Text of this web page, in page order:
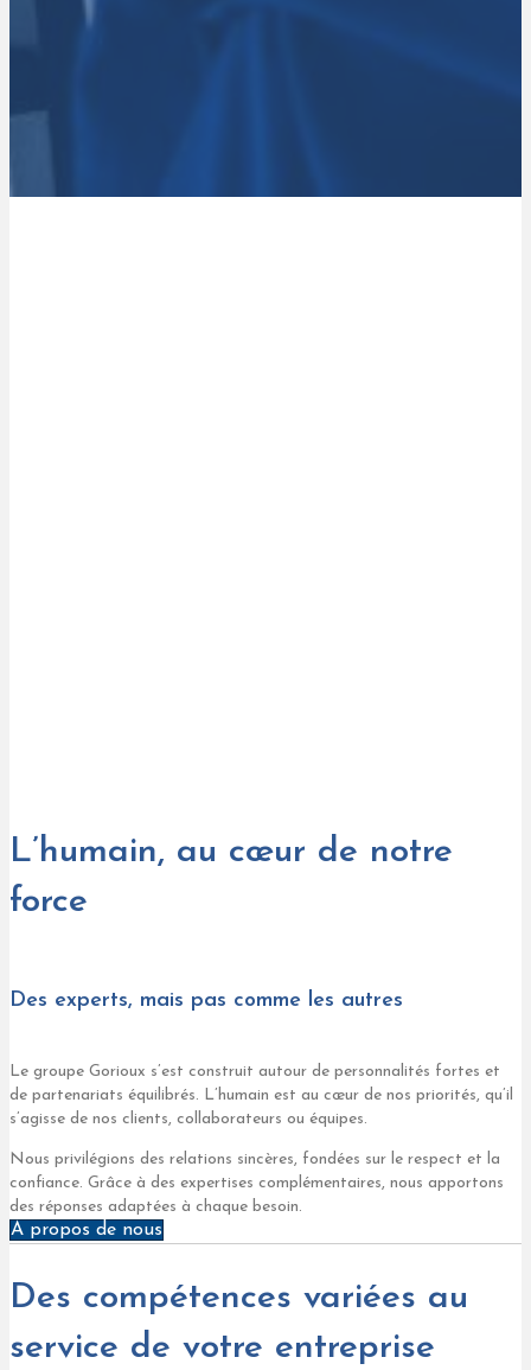
L’humain, au cœur de notre
force
Des experts, mais pas comme les autres
Le groupe Gorioux s’est construit autour de personnalités fortes et
de partenariats équilibrés. L’humain est au cœur de nos priorités, qu’il
s’agisse de nos clients, collaborateurs ou équipes.
Nous privilégions des relations sincères, fondées sur le respect et la
confiance. Grâce à des expertises complémentaires, nous apportons
des réponses adaptées à chaque besoin.
À propos de nous
Des compétences variées au
service de votre entreprise